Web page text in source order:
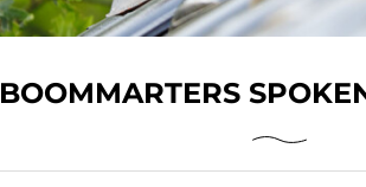
BOOMMARTERS